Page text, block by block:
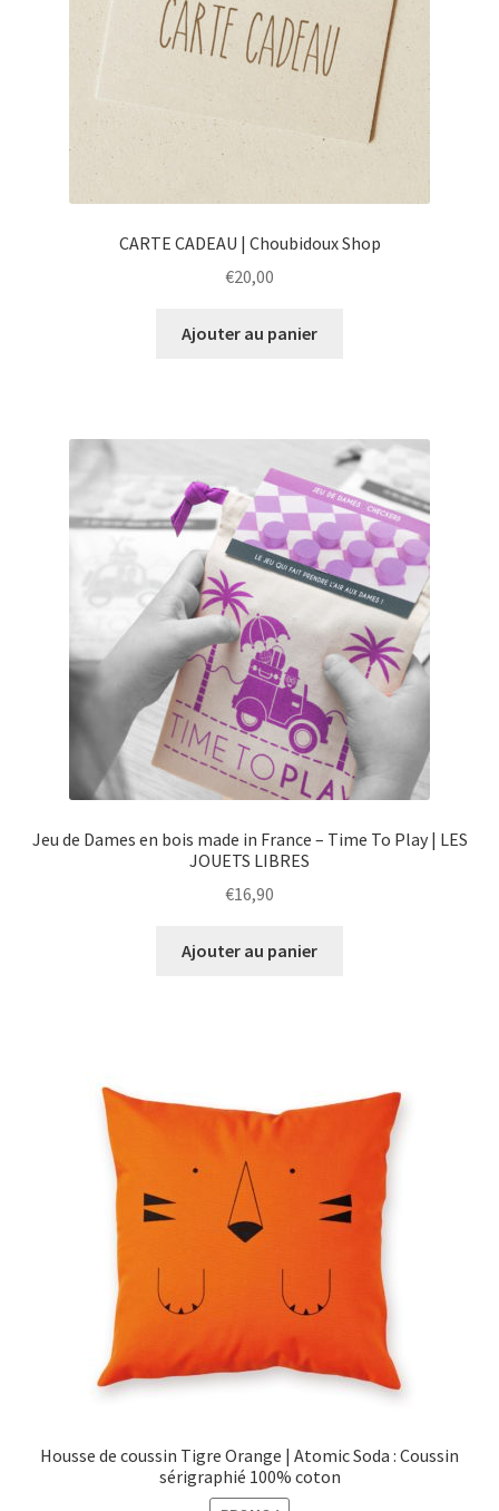
CARTE CADEAU | Choubidoux Shop
€20,00
Ajouter au panier
Jeu de Dames en bois made in France – Time To Play | LES
JOUETS LIBRES
€16,90
Ajouter au panier
Housse de coussin Tigre Orange | Atomic Soda : Coussin
sérigraphié 100% coton